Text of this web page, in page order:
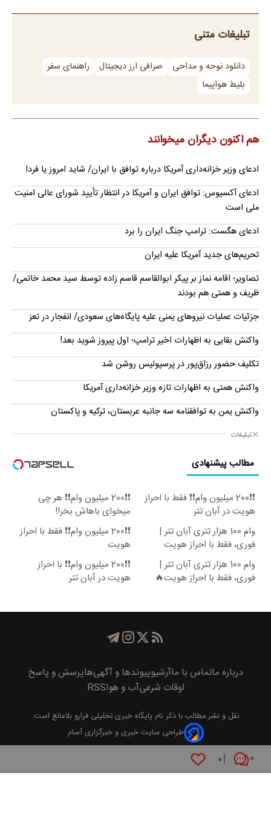
۰ ۰
تبلیغات متنی
دانلود نوحه و مداحی صرافی ارز دیجیتال
راهنمای سفر
بلیط هواپیما
هم اکنون دیگران میخوانند
ادعای وزیر خزانه‌داری آمریکا درباره توافق با ایران/ شاید امروز یا فردا
ادعای آکسیوس: توافق ایران و آمریکا در انتظار تأیید شورای عالی امنیت
ملی است
ادعای هگست: ترامپ جنگ ایران را برد
تحریم‌های جدید آمریکا علیه ایران
تصاویر؛ اقامه نماز بر پیکر ابوالقاسم قاسم زاده توسط سید محمد خاتمی/
ظریف و همتی هم بودند
جزئیات عملیات نیروهای یمنی علیه پایگاه‌های سعودی/ انفجار در تعز
واکنش بقایی به اظهارات اخیر ترامپ؛ اول پیروز شوید بعد!
تکلیف حضور رزاق‌پور در پرسپولیس روشن شد
واکنش همتی به اظهارات تازه وزیر خزانه‌داری آمریکا
واکنش یمن به توافقنامه سه جانبه عربستان، ترکیه و پاکستان
تبلیغات
مطالب پیشنهادی
❗❗200 میلیون وام❗❗ فقط با احراز
هویت در آبان تتر
❗❗200 میلیون وام❗❗ هر چی
میخوای باهاش بخر!!
وام 100 هزار تتری آبان تتر |
فوری، فقط با احراز هویت
❗❗200 میلیون وام❗❗ فقط با احراز
هویت
وام 100 هزار تتری آبان تتر |
فوری، فقط با احراز هویت🔥
❗❗200 میلیون وام❗❗ با احراز
هویت در آبان تتر
درباره ماتماس با ماآرشیوپیوند‌ها و آگهی‌هاپرسش و پاسخ
اوقات شرعیآب و هواRSS
نقل و نشر مطالب با ذکر نام پايگاه خبری تحليلی فرارو بلامانع است.
طراحی سایت خبری و خبرگزاری آسام